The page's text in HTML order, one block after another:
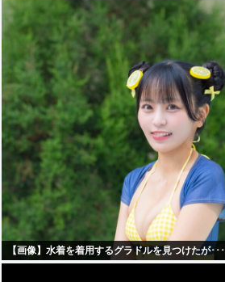
【画像】水着を着用するグラドルを見つけたが･･･